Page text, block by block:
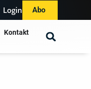
Login Abo
Kontakt